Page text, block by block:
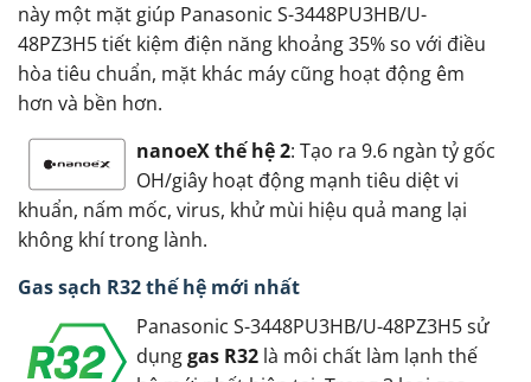
này một mặt giúp Panasonic S-3448PU3HB/U-
48PZ3H5 tiết kiệm điện năng khoảng 35% so với điều
hòa tiêu chuẩn, mặt khác máy cũng hoạt động êm
hơn và bền hơn.
nanoeX thế hệ 2: Tạo ra 9.6 ngàn tỷ gốc
OH/giây hoạt động mạnh tiêu diệt vi
khuẩn, nấm mốc, virus, khử mùi hiệu quả mang lại
không khí trong lành.
Gas sạch R32 thế hệ mới nhất
Panasonic S-3448PU3HB/U-48PZ3H5 sử
dụnggas R32 là môi chất làm lạnh thế